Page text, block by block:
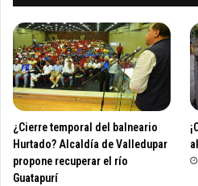
¿Cierre temporal del balneario
Hurtado? Alcaldía de Valledupar
propone recuperar el río
Guatapurí